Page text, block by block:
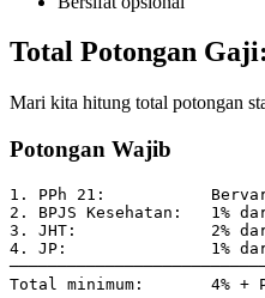
Total Potongan
Mari kita hitung total potongan
Potongan Wajib
1. PPh 21:
2. BPJS Kesehatan:   1%
3. JHT:              2%
4. JP:               1% dari